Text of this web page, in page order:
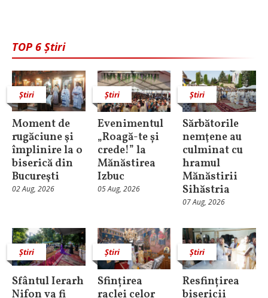
TOP 6 Știri
Știri
Moment de
rugăciune şi
împlinire la o
biserică din
Bucureşti
02 Aug, 2026
Știri
Evenimentul
„Roagă-te și
crede!” la
Mănăstirea
Izbuc
05 Aug, 2026
Știri
Sărbătorile
nemţene au
culminat cu
hramul
Mănăstirii
Sihăstria
07 Aug, 2026
Știri
Sfântul Ierarh
Nifon va fi
Știri
Sfințirea
raclei celor
Știri
Resfințirea
bisericii